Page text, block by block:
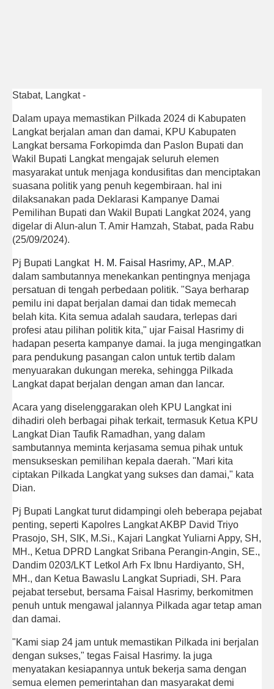
Stabat, Langkat -
Dalam upaya memastikan Pilkada 2024 di Kabupaten
Langkat berjalan aman dan damai, KPU Kabupaten
Langkat bersama Forkopimda dan Paslon Bupati dan
Wakil Bupati Langkat mengajak seluruh elemen
masyarakat untuk menjaga kondusifitas dan menciptakan
suasana politik yang penuh kegembiraan. hal ini
dilaksanakan pada Deklarasi Kampanye Damai
Pemilihan Bupati dan Wakil Bupati Langkat 2024, yang
digelar di Alun-alun T. Amir Hamzah, Stabat, pada Rabu
(25/09/2024).
Pj Bupati Langkat H. M. Faisal Hasrimy, AP., M.AP.
dalam sambutannya menekankan pentingnya menjaga
persatuan di tengah perbedaan politik. "Saya berharap
pemilu ini dapat berjalan damai dan tidak memecah
belah kita. Kita semua adalah saudara, terlepas dari
profesi atau pilihan politik kita," ujar Faisal Hasrimy di
hadapan peserta kampanye damai. Ia juga mengingatkan
para pendukung pasangan calon untuk tertib dalam
menyuarakan dukungan mereka, sehingga Pilkada
Langkat dapat berjalan dengan aman dan lancar.
Acara yang diselenggarakan oleh KPU Langkat ini
dihadiri oleh berbagai pihak terkait, termasuk Ketua KPU
Langkat Dian Taufik Ramadhan, yang dalam
sambutannya meminta kerjasama semua pihak untuk
mensukseskan pemilihan kepala daerah. "Mari kita
ciptakan Pilkada Langkat yang sukses dan damai," kata
Dian.
Pj Bupati Langkat turut didampingi oleh beberapa pejabat
penting, seperti Kapolres Langkat AKBP David Triyo
Prasojo, SH, SIK, M.Si., Kajari Langkat Yuliarni Appy, SH,
MH., Ketua DPRD Langkat Sribana Perangin-Angin, SE.,
Dandim 0203/LKT Letkol Arh Fx Ibnu Hardiyanto, SH,
MH., dan Ketua Bawaslu Langkat Supriadi, SH. Para
pejabat tersebut, bersama Faisal Hasrimy, berkomitmen
penuh untuk mengawal jalannya Pilkada agar tetap aman
dan damai.
"Kami siap 24 jam untuk memastikan Pilkada ini berjalan
dengan sukses," tegas Faisal Hasrimy. Ia juga
menyatakan kesiapannya untuk bekerja sama dengan
semua elemen pemerintahan dan masyarakat demi